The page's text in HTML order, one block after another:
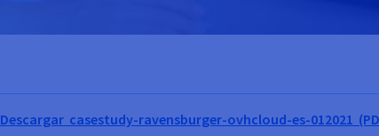
Descargar casestudy-ravensburger-ovhcloud-es-012021